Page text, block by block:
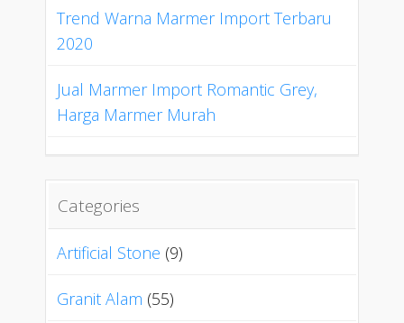
Trend Warna Marmer Import Terbaru
2020
Jual Marmer Import Romantic Grey,
Harga Marmer Murah
Categories
Artificial Stone (9)
Granit Alam (55)